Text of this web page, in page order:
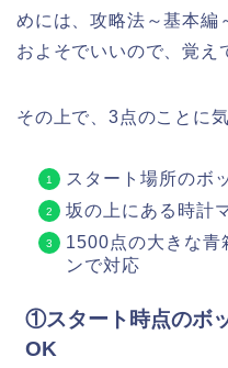
めには、攻略法～基本編
およそでいいので、覚え
その上で、3点のことに
スタート場所のボ
坂の上にある時計
1500点の大きな
ンで対応
①スタート時点のボ
OK